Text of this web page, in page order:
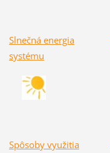
Slnečná energia
systému
Spôsoby využitia